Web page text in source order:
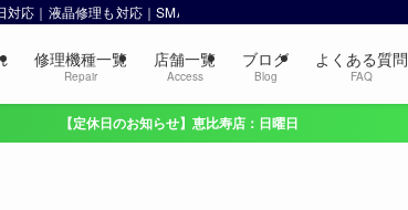
応｜液晶修理も対応｜SMART 恵比寿・渋谷
修理機種一覧
Repair
店舗一覧
Access
ブログ
Blog
よくある質問
FAQ
【定休日のお知らせ】恵比寿店：日曜日